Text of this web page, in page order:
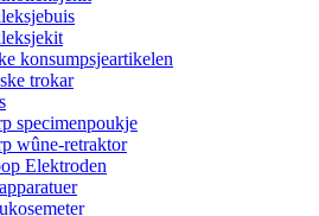
konsumpsjeartikelen
trokar
specimenpoukje
wûne-retraktor
Elektroden